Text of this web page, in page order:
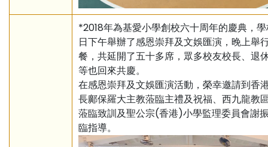
*2018年為基愛小學創校六十周年的慶典，
日下午舉辦了感恩崇拜及文娛匯演，晚上舉
餐，共延開了五十多席，眾多校友校長、退
等也回來共慶。
在感恩崇拜及文娛匯演活動，榮幸邀請到香
長鄺保羅大主教蒞臨主禮及祝福、西九龍教
蒞臨致訓及聖公宗(香港)小學監理委員會謝
臨指導。